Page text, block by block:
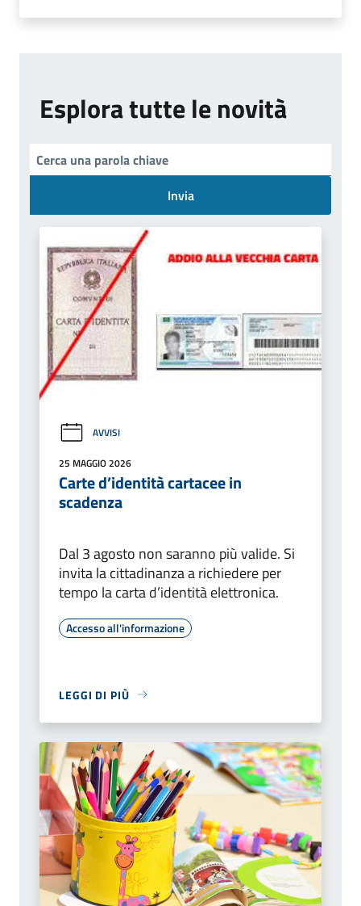
Esplora tutte le novità
Invia
AVVISI
25 MAGGIO 2026
Carte d’identità cartacee in
scadenza
Dal 3 agosto non saranno più valide. Si
invita la cittadinanza a richiedere per
tempo la carta d’identità elettronica.
Accesso all'informazione
LEGGI DI PIÙ